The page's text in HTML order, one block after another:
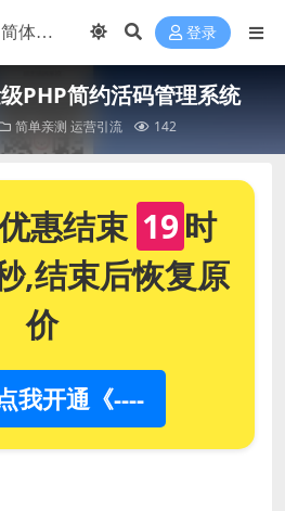
登录
PHP简约活码管理系统
简单亲测 运营引流 142
惠结束 19时
,结束后恢复原
价
我开通《----